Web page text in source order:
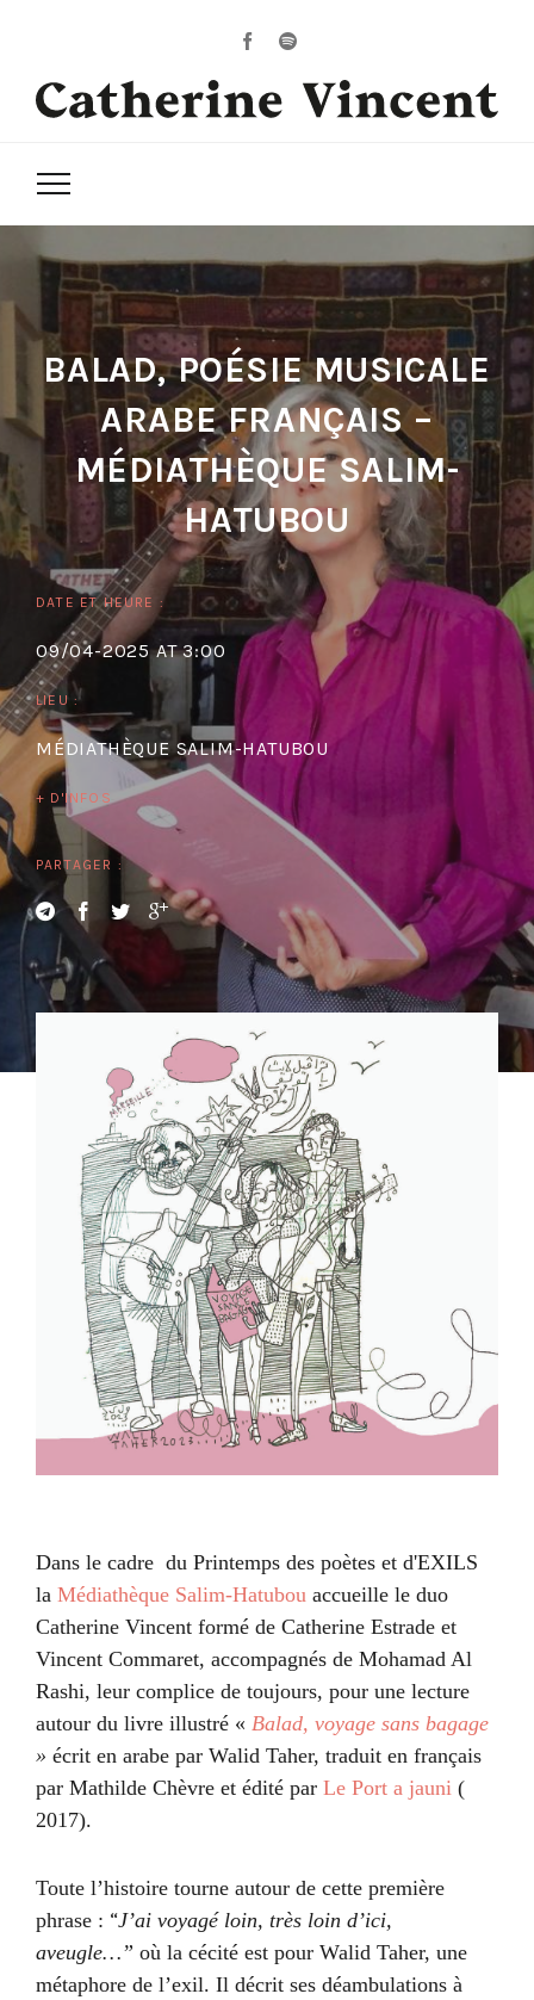
BALAD, POÉSIE MUSICALE
ARABE FRANÇAIS –
MÉDIATHÈQUE SALIM-
HATUBOU
DATE ET HEURE :
09/04-2025 AT 3:00
LIEU :
MÉDIATHÈQUE SALIM-HATUBOU
+ D'INFOS
PARTAGER :
Dans le cadre du Printemps des poètes et d'EXILS
la Médiathèque Salim-Hatubou accueille le duo
Catherine Vincent formé de Catherine Estrade et
Vincent Commaret, accompagnés de Mohamad Al
Rashi, leur complice de toujours, pour une lecture
autour du livre illustré « Balad, voyage sans bagage
» écrit en arabe par Walid Taher, traduit en français
par Mathilde Chèvre et édité par Le Port a jauni (
2017).
Toute l’histoire tourne autour de cette première
phrase : “J’ai voyagé loin, très loin d’ici,
aveugle…” où la cécité est pour Walid Taher, une
métaphore de l’exil. Il décrit ses déambulations à